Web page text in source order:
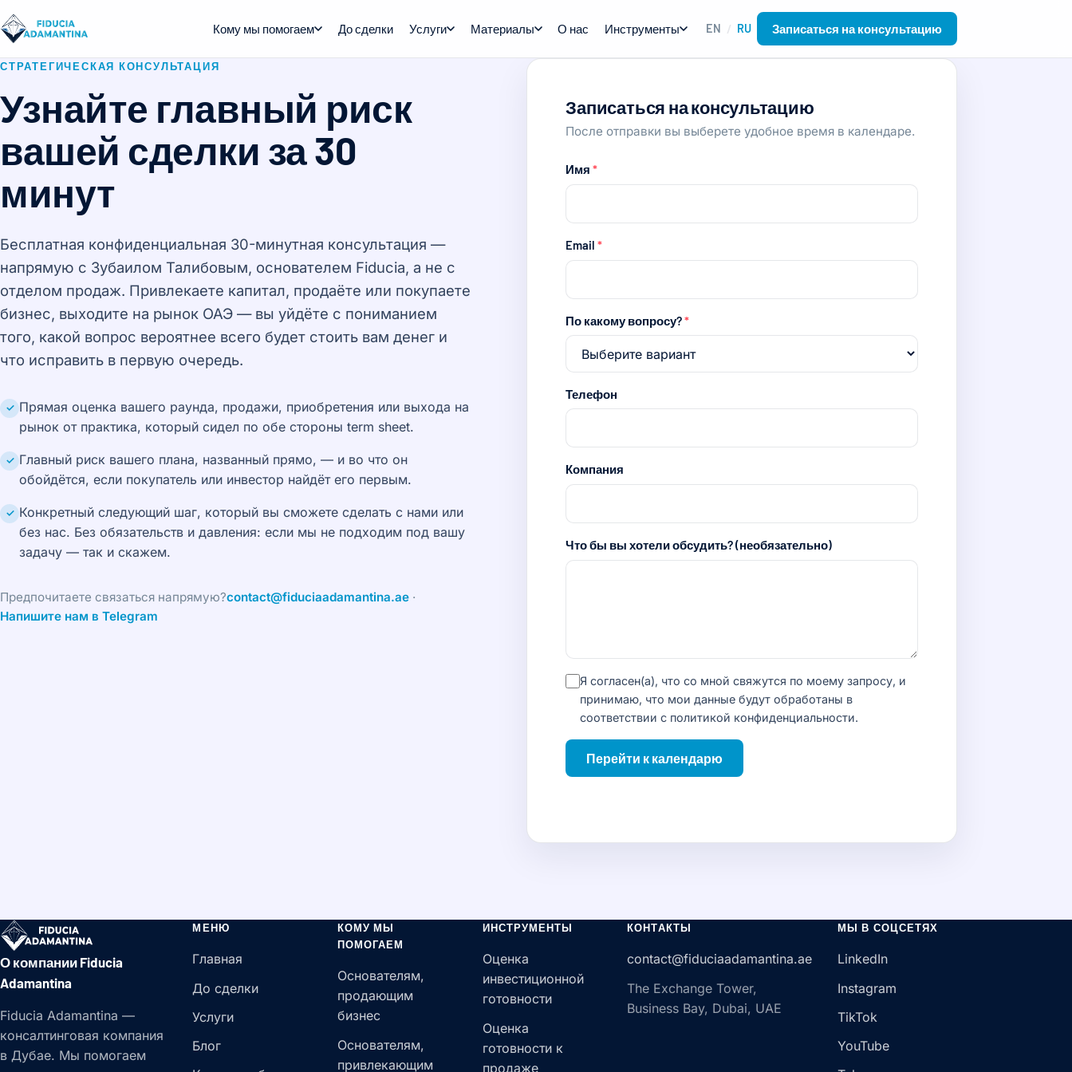
Кому мы помогаем До сделки Услуги Материалы О нас Инструменты EN / RU Записаться на консультацию
СТРАТЕГИЧЕСКАЯ КОНСУЛЬТАЦИЯ
Узнайте главный риск
вашей сделки за 30
минут
Бесплатная конфиденциальная 30-минутная консультация —
напрямую с Зубаилом Талибовым, основателем Fiducia, а не с
отделом продаж. Привлекаете капитал, продаёте или покупаете
бизнес, выходите на рынок ОАЭ — вы уйдёте с пониманием
того, какой вопрос вероятнее всего будет стоить вам денег и
что исправить в первую очередь.
✓ Прямая оценка вашего раунда, продажи, приобретения или выхода на
рынок от практика, который сидел по обе стороны term sheet.
✓ Главный риск вашего плана, названный прямо, — и во что он
обойдётся, если покупатель или инвестор найдёт его первым.
✓ Конкретный следующий шаг, который вы сможете сделать с нами или
без нас. Без обязательств и давления: если мы не подходим под вашу
задачу — так и скажем.
Предпочитаете связаться напрямую?contact@fiduciaadamantina.ae ·
Напишите нам в Telegram
Записаться на консультацию
После отправки вы выберете удобное время в календаре.
Имя*
Email*
По какому вопросу?*
Телефон
Компания
Что бы вы хотели обсудить? (необязательно)
Я согласен(а), что со мной свяжутся по моему запросу, и
принимаю, что мои данные будут обработаны в
соответствии с политикой конфиденциальности.
Перейти к календарю
О компании Fiducia
Adamantina
Fiducia Adamantina —
консалтинговая компания
в Дубае. Мы помогаем
МЕНЮ
Главная
До сделки
Услуги
Блог
КОМУ МЫ
ПОМОГАЕМ
Основателям,
продающим
бизнес
Основателям,
привлекающим
ИНСТРУМЕНТЫ
Оценка
инвестиционной
готовности
Оценка
готовности к
продаже
КОНТАКТЫ
contact@fiduciaadamantina.ae
The Exchange Tower,
Business Bay, Dubai, UAE
МЫ В СОЦСЕТЯХ
LinkedIn
Instagram
TikTok
YouTube